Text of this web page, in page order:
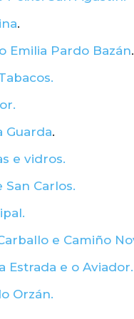
.
Emilia Pardo Bazán.
Guarda.
e vidros.
San Carlos.
e Camiño
Estrada e o Aviador.
Orzán.